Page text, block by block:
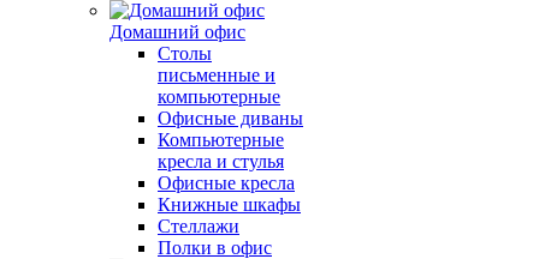
Домашний офис
Столы
письменные и
компьютерные
Офисные диваны
Компьютерные
кресла и стулья
Офисные кресла
Книжные шкафы
Стеллажи
Полки в офис